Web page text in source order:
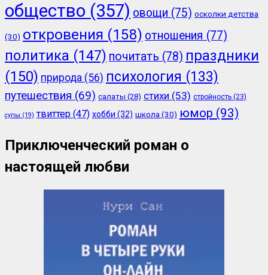
общество (357) овощи (75) осколки детства
(30) откровения (158) отношения (77)
политика (147) почитать (78) праздники
(150) природа (56) психология (133)
путешествия (69) салаты (28) стихи (53) стройность (23)
супы (19) твиттер (47) хобби (32) школа (30) юмор (93)
Приключенческий роман о
настоящей любви